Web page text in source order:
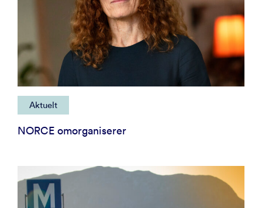
Aktuelt
NORCE omorganiserer